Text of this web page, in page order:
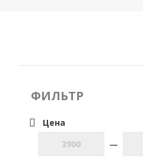
ФИЛЬТР
Цена
—